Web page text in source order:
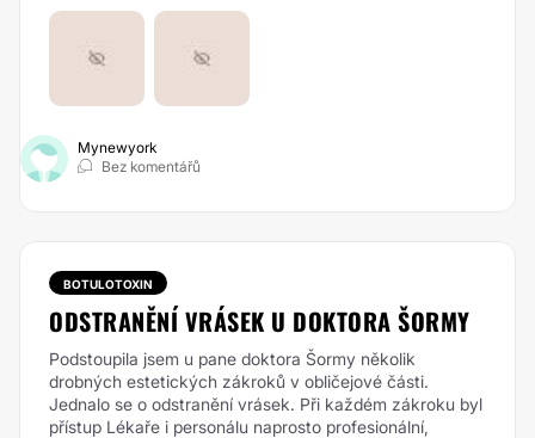
Mynewyork
Bez komentářů
BOTULOTOXIN
ODSTRANĚNÍ VRÁSEK U DOKTORA ŠORMY
Podstoupila jsem u pane doktora Šormy několik
drobných estetických zákroků v obličejové části.
Jednalo se o odstranění vrásek. Při každém zákroku byl
přístup Lékaře i personálu naprosto profesionální,